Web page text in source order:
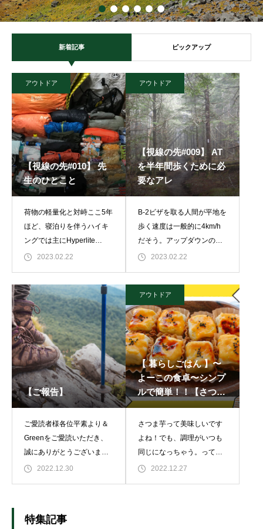
新着記事 ピックアップ
アウトドア
【視線の先#010】 先
生のひとこと
荷物の軽量化と対峙ここ5年
ほど、寝泊りを伴うハイキ
ングでは主にHyperlite
Mountain Gearの2400
クを使用している。フレー
ムレス(正確には脱
2023.02.22
アウトドア
【視線の先#009】 AT
を半年間歩くために必
要なアレ
B-2ビザを取る人間が平地を
歩く速度は一般的に4km/h
だそう。アップダウンのあ
る登山での平均速度は1.5～
る。もちろん個人差はある
が、例えばだいたい8時間の
日帰り山行な
2023.02.22
【ご報告】
ご愛読者様各位平素より＆
Greenをご愛読いただき、
誠にありがとうございま
す。突然ではございます
止させ
2022.12.30
アウトドア
【 暮らしごはん 】〜
よーこの食卓〜シンプ
ルで簡単！！【さつま
芋を使ったおやつレシ
ピ】
さつま芋って美味しいです
よね！でも、調理がいつも
同じになっちゃう。って方
いませんか？そこで！お子
2022.12.27
特集記事